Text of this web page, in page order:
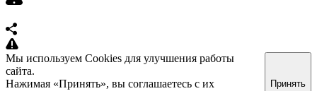
Мы используем Cookies для улучшения работы
сайта.
Нажимая «Принять», вы соглашаетесь с их
Принять